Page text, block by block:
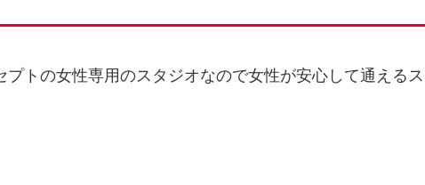
プトの女性専用のスタジオなので女性が安心して通えるス